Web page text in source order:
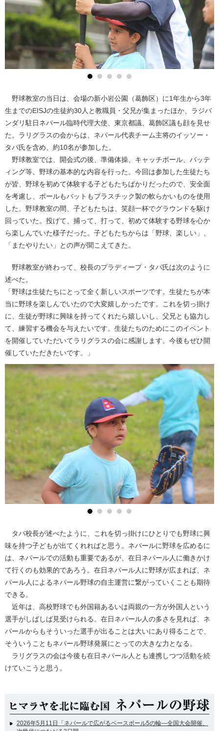
野球教室の当日は、会場の新小岩公園（葛飾区）に1年生から3年
生までのEISJの生徒約30人と教職員・父兄が集まったほか、ラジバ
ンダリ駐日ネパール臨時代理大使、東京都議、葛飾区議も顔を見せ
た。ラリグラスの会からは、ネパール代表チーム主将のイッソー・
タパ氏を含め、約10名が参加した。
野球教室では、開会式の後、準備体操、キャッチボール、バッテ
ィング等、野球の基本的な内容を行った。今回は参加した生徒たち
が皆、野球を初めて体験する子どもたちばかりだったので、安全面
を考慮し、ボールもバットもプラスチック製の軟らかいものを使用
した。野球教室の間、子どもたちは、笑顔一杯でグラウンドを駆け
回っていた。投げて、捕って、打って、初めて体験する野球を心か
ら楽しんでいた様子だった。子どもたちからは「野球、楽しい」、
「またやりたい」との声が聞こえてきた。
野球教室が終わって、校長のプラディープ・タパ氏は次のように
述べた。
「野球は生徒たちにとって全く新しいスポーツです。生徒たちが本
当に野球を楽しんでいたので大変嬉しかったです。これを切っ掛け
に、生徒が野球に興味を持ってくれたら嬉しいし、父兄とも協力し
て、練習する機会を与えたいです。生徒たちのためにこのイベント
を開催していただいてラリグラスの会に感謝します。今後もぜひ開
催していただきたいです。」
タパ校長が述べたように、これを切っ掛けにひとりでも野球に興
味を持つ子どもが出てくれればと思う。ネパールに野球を広めるに
は、ネパールでの活動も重要であるが、在日ネパール人に働きかけ
て行くのも効果的であろう。在日ネパール人に野球が広まれば、ネ
パール人によるネパール野球の自主運営に繋がっていくことも期待
できる。
近年は、高校野球でも外国籍あるいは両親の一方が外国人という
選手がしばしば見受けられる。在日ネパール人の多さを見れば、ネ
パールからもそういった選手が出ることは大いにあり得ることで、
そういうこともネパール野球発展にとっての大きな力となる。
ラリグラスの会は今後も在日ネパール人とも連携しつつ活動を続
けていこうと思う。
2026年5月11日「ネパールで広がるベースボール5の輪―全国大会開催、